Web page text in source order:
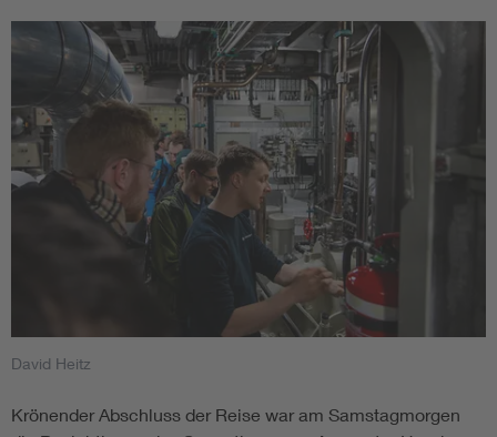
David Heitz
Krönender Abschluss der Reise war am Samstagmorgen